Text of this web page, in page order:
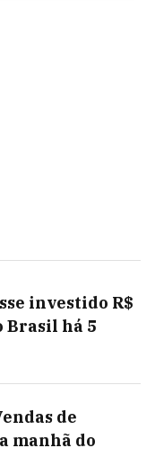
investido R$
Brasil há 5
de
manhã do